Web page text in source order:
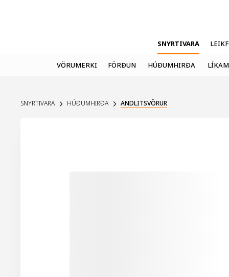
SNYRTIVARA
VÖRUMERKI FÖRÐUN HÚÐUMHIRÐA
SNYRTIVARA HÚÐUMHIRÐA ANDLITSVÖRUR